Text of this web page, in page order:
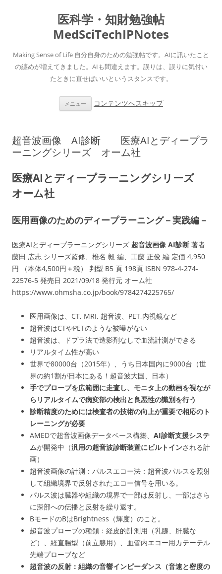
医科学・知財勉強帖
MedSciTechIPNotes
Making Sense of Life 自分自身のための勉強帖です。AIに訊いたこと
の纏めが増えてきました。AIも間違えます。誤りは、誤りに気付い
たときに直せばいいというスタンスです。
メニュー コンテンツへスキップ
超音波画像 AI診断 医療AIとディープラ
ーニングシリーズ オーム社
医療AIとディープラーニングシリーズ
オーム社
医用画像のためのディープラーニング－実践編－
医療AIとディープラーニングシリーズ 超音波画像 AI診断 著者
藤田 広志 シリーズ監修、椎名 毅 編、工藤 正俊 編 定価 4,950
円 （本体4,500円＋税） 判型 B5 頁 198頁 ISBN 978-4-274-
22576-5 発売日 2021/09/18 発行元 オーム社
https://www.ohmsha.co.jp/book/9784274225765/
医用画像は、CT, MRI, 超音波、PET,内視鏡など
超音波はCTやPETのような被曝がない
超音波は、ドプラ法で造影剤なしで血流計測ができる
リアルタイム性が高い
世界で80000台（2015年）、うち日本国内に9000台（世
界の約1割が日本にある！超音波大国、日本）
手でプローブを広範囲に走査し、モニタ上の動画を視なが
らリアルタイムで病変部の検出と良悪性の識別を行う
診断精度のためには検査者の技術の向上が重要で相応のト
レーニングが必要
AMEDで超音波画像データベース構築、 AI診断支援システ
ムが開発中（汎用の超音波診断装置にビルトインされる計
画）
超音波画像の計測：パルスエコー法：超音波パルスを照射
して組織境界で反射されたエコー信号を用いる。
パルス波は臓器や組織の境界で一部は反射し、一部はさら
に深部への伝播と反射を繰り返す。
BモードのBはBrightness（輝度）のこと。
超音波プローブの種類：経皮的計測用（乳腺、肝臓な
ど）、経直腸型（前立腺用）、血管内エコー用カテーテル
先端プローブなど
超音波の反射：組織の音響インピーダンス（音速と密度の